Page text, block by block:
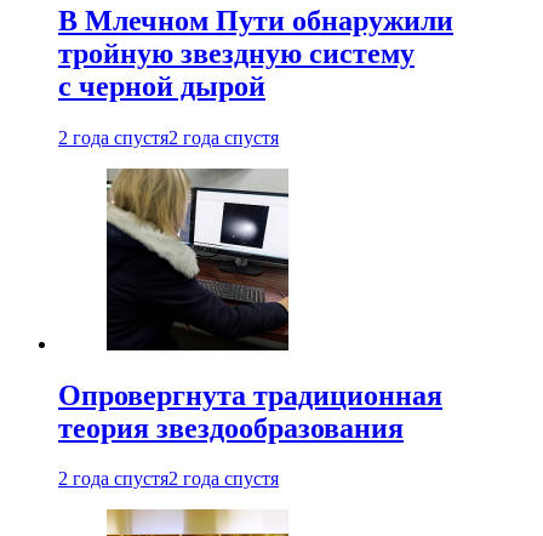
В Млечном Пути обнаружили
тройную звездную систему
с черной дырой
2 года спустя2 года спустя
Опровергнута традиционная
теория звездообразования
2 года спустя2 года спустя